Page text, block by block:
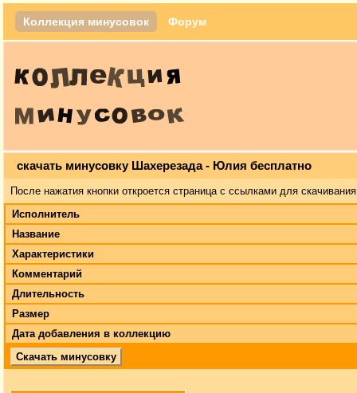
Коллекция минусовок Форум
скачать минусовку Шахерезада - Юлия бесплатно
После нажатия кнопки откроется страница с ссылками для
Исполнитель
Название
Характеристики
Комментарий
Длительность
Размер
Дата добавления в коллекцию
Скачать минусовку